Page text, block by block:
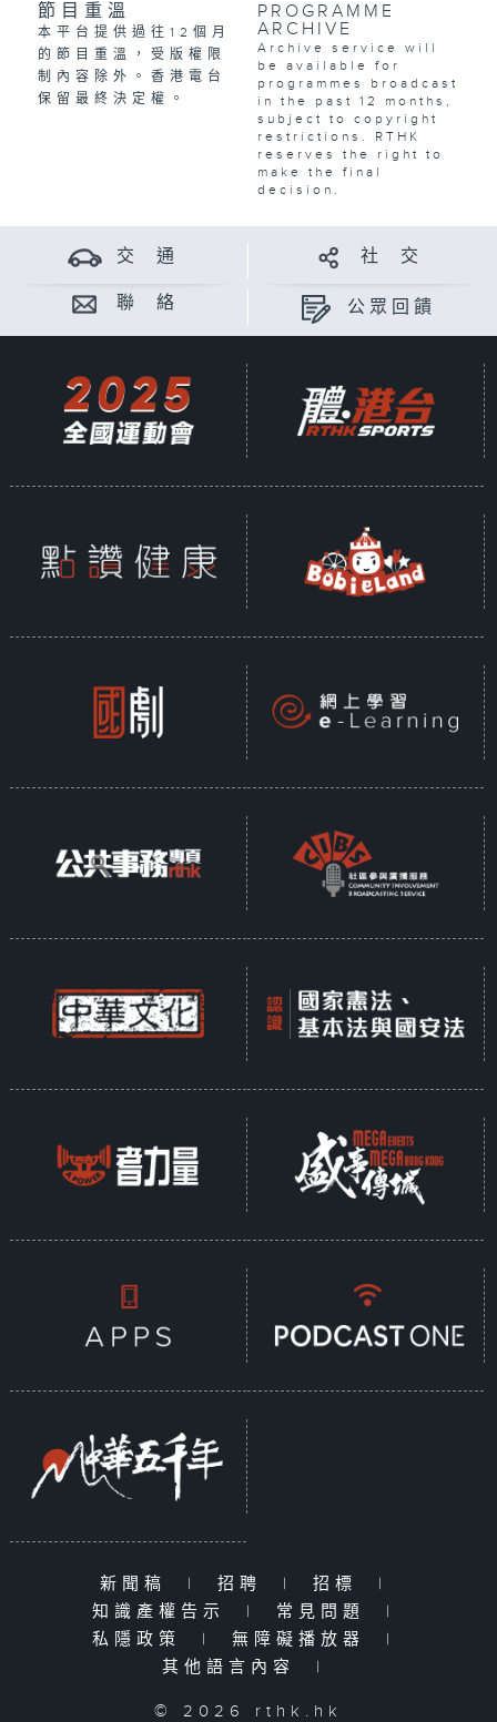
節目重溫
本平台提供過往12個月
的節目重溫，受版權限
制內容除外。香港電台
保留最終決定權。
PROGRAMME
ARCHIVE
Archive service will
be available for
programmes broadcast
in the past 12 months,
subject to copyright
restrictions. RTHK
reserves the right to
make the final
decision.
交 通 社 交
聯 絡 公眾回饋
新聞稿 | 招聘 | 招標
|
知識產權告示
| 常見問題
|
私隱政策
| 無障礙播放器
|
其他語言內容
|
© 2026 rthk.hk